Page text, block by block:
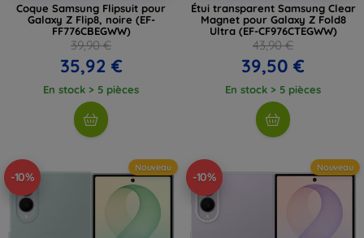
Coque Samsung Flipsuit pour
Galaxy Z Flip8, noire (EF-
FF776CBEGWW)
39,90 €
35,92 €
En stock > 5 pièces
Étui transparent Samsung Clear
Magnet pour Galaxy Z Fold8
Ultra (EF-CF976CTEGWW)
43,90 €
39,50 €
En stock > 5 pièces
-10%
Nouveau
-10%
Nouveau